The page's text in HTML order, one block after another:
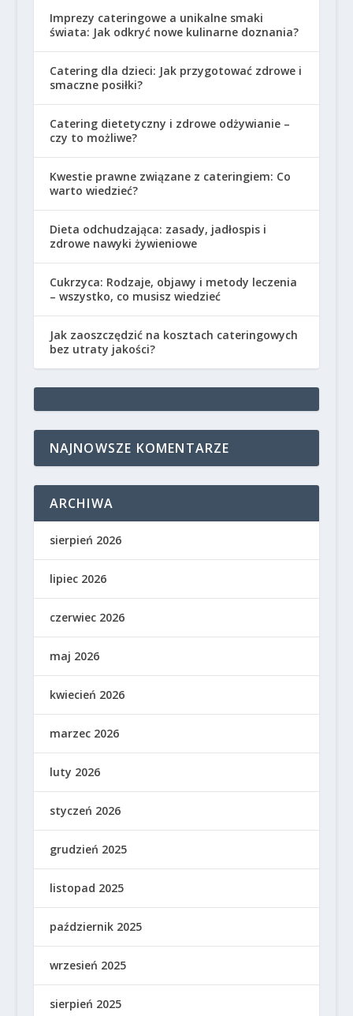
Imprezy cateringowe a unikalne smaki
świata: Jak odkryć nowe kulinarne doznania?
Catering dla dzieci: Jak przygotować zdrowe i
smaczne posiłki?
Catering dietetyczny i zdrowe odżywianie –
czy to możliwe?
Kwestie prawne związane z cateringiem: Co
warto wiedzieć?
Dieta odchudzająca: zasady, jadłospis i
zdrowe nawyki żywieniowe
Cukrzyca: Rodzaje, objawy i metody leczenia
– wszystko, co musisz wiedzieć
Jak zaoszczędzić na kosztach cateringowych
bez utraty jakości?
NAJNOWSZE KOMENTARZE
ARCHIWA
sierpień 2026
lipiec 2026
czerwiec 2026
maj 2026
kwiecień 2026
marzec 2026
luty 2026
styczeń 2026
grudzień 2025
listopad 2025
październik 2025
wrzesień 2025
sierpień 2025